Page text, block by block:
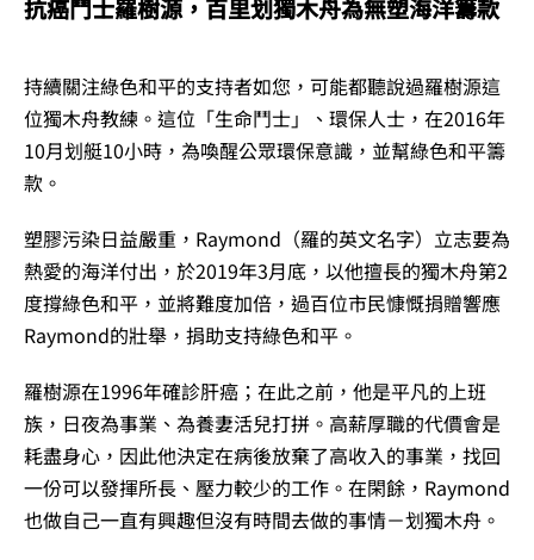
抗癌鬥士羅樹源，百里划獨木舟為無塑海洋籌款
持續關注綠色和平的支持者如您，可能都聽說過羅樹源這
位獨木舟教練。這位「生命鬥士」、環保人士，在2016年
10月划艇10小時，為喚醒公眾環保意識，並幫綠色和平籌
款。
塑膠污染日益嚴重，Raymond（羅的英文名字）立志要為
熱愛的海洋付出，於2019年3月底，以他擅長的獨木舟第2
度撐綠色和平，並將難度加倍，過百位市民慷慨捐贈響應
Raymond的壯舉，捐助支持綠色和平。
羅樹源在1996年確診肝癌；在此之前，他是平凡的上班
族，日夜為事業、為養妻活兒打拼。高薪厚職的代價會是
耗盡身心，因此他決定在病後放棄了高收入的事業，找回
一份可以發揮所長、壓力較少的工作。在閑餘，Raymond
也做自己一直有興趣但沒有時間去做的事情－划獨木舟。